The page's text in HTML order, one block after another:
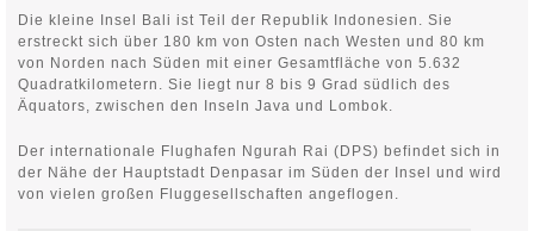
Die kleine Insel Bali ist Teil der Republik Indonesien. Sie
erstreckt sich über 180 km von Osten nach Westen und 80 km
von Norden nach Süden mit einer Gesamtfläche von 5.632
Quadratkilometern. Sie liegt nur 8 bis 9 Grad südlich des
Äquators, zwischen den Inseln Java und Lombok.
Der internationale Flughafen Ngurah Rai (DPS) befindet sich in
der Nähe der Hauptstadt Denpasar im Süden der Insel und wird
von vielen großen Fluggesellschaften angeflogen.